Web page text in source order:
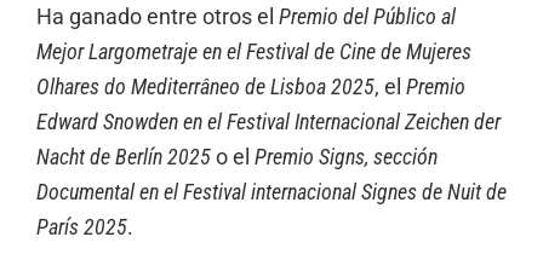
Ha ganado entre otros el Premio del Público al
Mejor Largometraje en el Festival de Cine de Mujeres
Olhares do Mediterrâneo de Lisboa 2025, el Premio
Edward Snowden en el Festival Internacional Zeichen der
Nacht de Berlín 2025o el Premio Signs, sección
Documental en el Festival internacional Signes de Nuit de
París 2025.